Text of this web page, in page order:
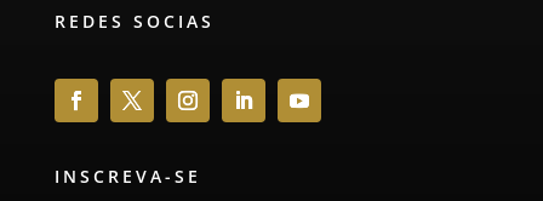
REDES SOCIAS
INSCREVA-SE